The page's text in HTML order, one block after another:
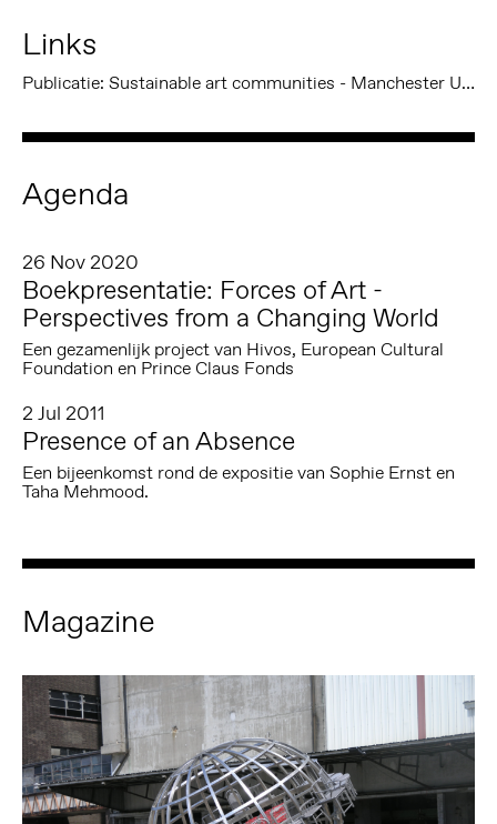
Links
Publicatie: Sustainable art communities - Manchester University Press
Agenda
26 Nov 2020
Boekpresentatie: Forces of Art -
Perspectives from a Changing World
Een gezamenlijk project van Hivos, European Cultural
Foundation en Prince Claus Fonds
2 Jul 2011
Presence of an Absence
Een bijeenkomst rond de expositie van Sophie Ernst en
Taha Mehmood.
Magazine